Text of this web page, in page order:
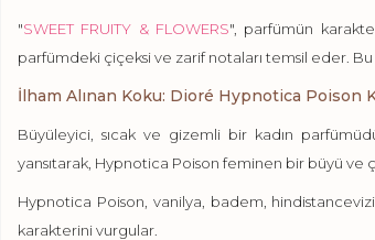
"SWEET FRUITY & FLOWERS", parfümün
parfümdeki çiçeksi ve zarif notaları temsil eder. Bu
İlham Alınan Koku: Dioré Hypnotica Poison
Büyüleyici, sıcak ve gizemli bir kadın
yansıtarak, Hypnotica Poison feminen bir büyü ve
Hypnotica Poison, vanilya, badem,
karakterini vurgular.